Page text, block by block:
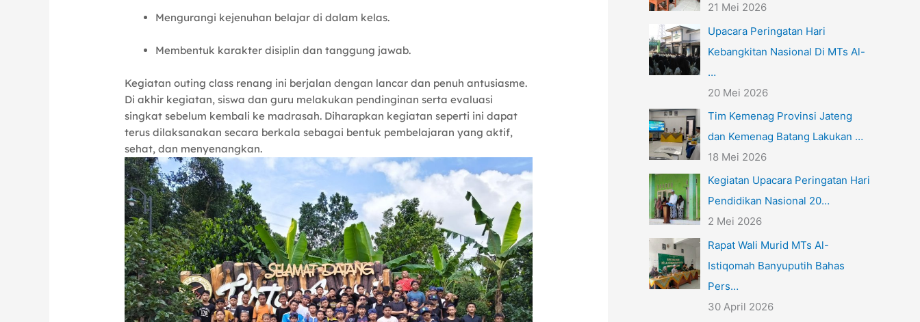
Mengurangi kejenuhan belajar di dalam kelas.
Membentuk karakter disiplin dan tanggung jawab.
Kegiatan outing class renang ini berjalan dengan lancar dan penuh antusiasme.
Di akhir kegiatan, siswa dan guru melakukan pendinginan serta evaluasi
singkat sebelum kembali ke madrasah. Diharapkan kegiatan seperti ini dapat
terus dilaksanakan secara berkala sebagai bentuk pembelajaran yang aktif,
sehat, dan menyenangkan.
21 Mei 2026
Upacara Peringatan Hari
Kebangkitan Nasional Di MTs Al-
…
20 Mei 2026
Tim Kemenag Provinsi Jateng
dan Kemenag Batang Lakukan …
18 Mei 2026
Kegiatan Upacara Peringatan Hari
Pendidikan Nasional 20…
2 Mei 2026
Rapat Wali Murid MTs Al-
Istiqomah Banyuputih Bahas
Pers…
30 April 2026